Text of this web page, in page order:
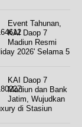
Event Tahunan,
KAI Daop 7
Madiun Resmi
2026' Selama 5
KAI Daop 7
Madiun dan Bank
Jatim, Wujudkan
di Stasiun